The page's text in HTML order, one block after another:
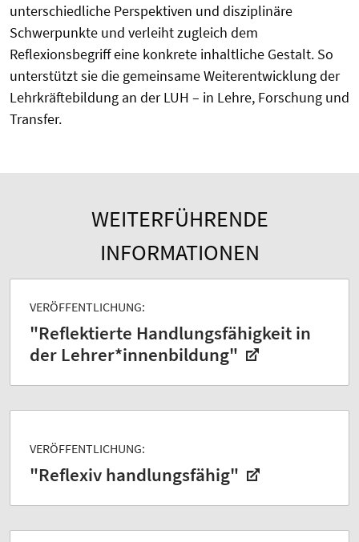
unterschiedliche Perspektiven und disziplinäre
Schwerpunkte und verleiht zugleich dem
Reflexionsbegriff eine konkrete inhaltliche Gestalt. So
unterstützt sie die gemeinsame Weiterentwicklung der
Lehrkräftebildung an der LUH – in Lehre, Forschung und
Transfer.
WEITERFÜHRENDE
INFORMATIONEN
VERÖFFENTLICHUNG:
"Reflektierte Handlungsfähigkeit in
der Lehrer*innenbildung"
VERÖFFENTLICHUNG:
"Reflexiv handlungsfähig"